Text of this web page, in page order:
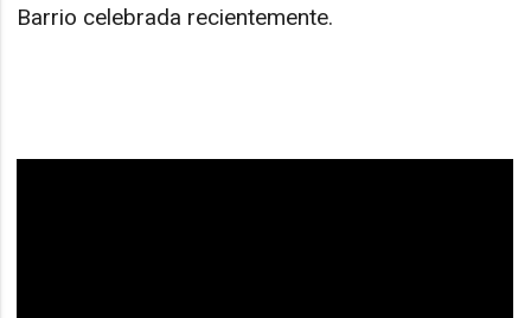
Barrio celebrada recientemente.